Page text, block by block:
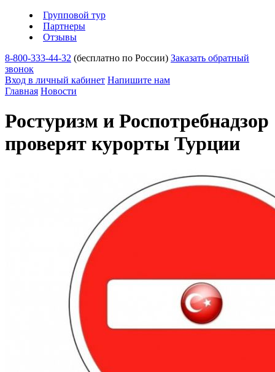
Групповой тур
Партнеры
Отзывы
8-800-333-44-32 (бесплатно по России) Заказать обратный
звонок
Вход в личный кабинет Напишите нам
Главная Новости
Ростуризм и Роспотребнадзор
проверят курорты Турции